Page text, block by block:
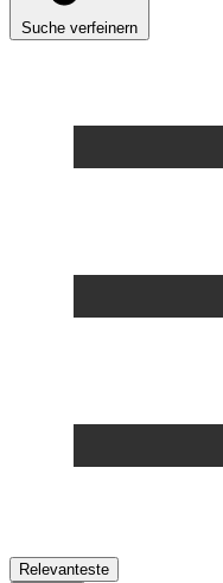
Suche verfeinern
Relevanteste